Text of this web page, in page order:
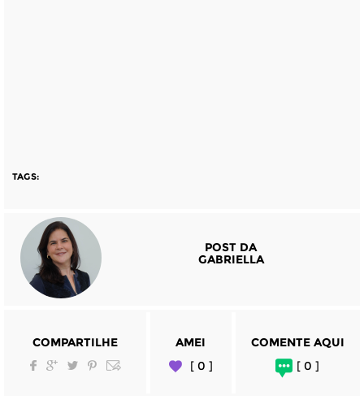
TAGS:
POST DA
GABRIELLA
COMPARTILHE
AMEI
[ 0 ]
COMENTE AQUI
[ 0 ]